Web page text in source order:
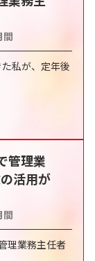
間
私が、定年後
管理業
活用が
間
理業務主任者